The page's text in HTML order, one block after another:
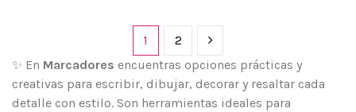
1
2
✨ En Marcadores encuentras opciones prácticas y
creativas para escribir, dibujar, decorar y resaltar cada
detalle con estilo. Son herramientas ideales para